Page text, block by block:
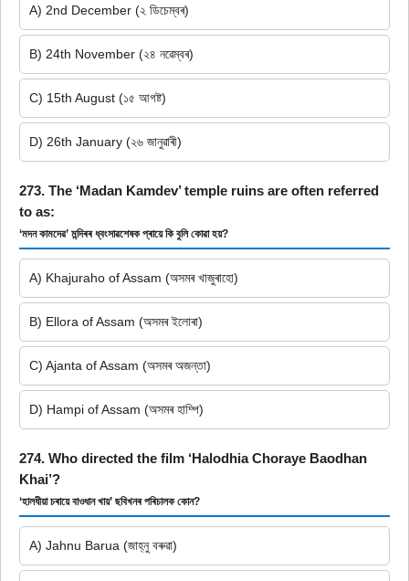
A) 2nd December (২ ডিচেম্বৰ)
B) 24th November (২৪ নৱেম্বৰ)
C) 15th August (১৫ আগষ্ট)
D) 26th January (২৬ জানুৱাৰী)
273. The ‘Madan Kamdev’ temple ruins are often referred
to as:
‘মদন কামদেৱ’ মন্দিৰৰ ধ্বংসাৱশেষক প্ৰায়ে কি বুলি কোৱা হয়?
A) Khajuraho of Assam (অসমৰ খাজুৰাহো)
B) Ellora of Assam (অসমৰ ইলোৰা)
C) Ajanta of Assam (অসমৰ অজন্তা)
D) Hampi of Assam (অসমৰ হাম্পি)
274. Who directed the film ‘Halodhia Choraye Baodhan
Khai’?
‘হালধীয়া চৰায়ে বাওধান খায়’ ছবিখনৰ পৰিচালক কোন?
A) Jahnu Barua (জাহ্নু বৰুৱা)